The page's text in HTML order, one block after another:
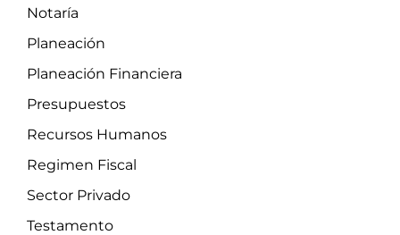
Notaría
Planeación
Planeación Financiera
Presupuestos
Recursos Humanos
Regimen Fiscal
Sector Privado
Testamento